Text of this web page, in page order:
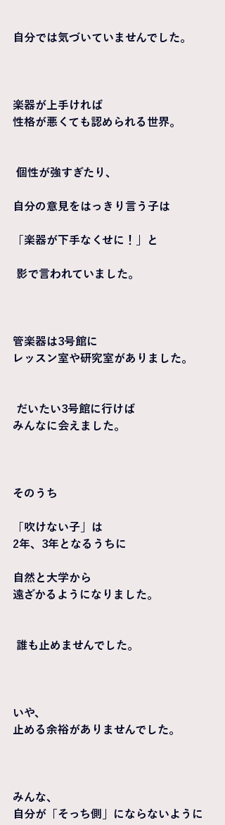
自分では気づいていませんでした。
楽器が上手ければ
性格が悪くても認められる世界。
個性が強すぎたり、
自分の意見をはっきり言う子は
「楽器が下手なくせに！」と
影で言われていました。
管楽器は3号館に
レッスン室や研究室がありました。
だいたい3号館に行けば
みんなに会えました。
そのうち
「吹けない子」は
2年、3年となるうちに
自然と大学から
遠ざかるようになりました。
誰も止めませんでした。
いや、
止める余裕がありませんでした。
みんな、
自分が「そっち側」にならないように